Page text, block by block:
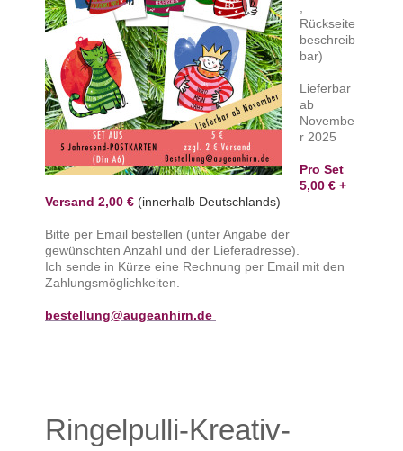
Rückseite
beschreib
bar)
Lieferbar
ab
Novembe
r 2025
Pro Set
5,00 € +
Versand 2,00 € (innerhalb Deutschlands)
Bitte per Email bestellen (unter Angabe der
gewünschten Anzahl und der Lieferadresse).
Ich sende in Kürze eine Rechnung per Email mit den
Zahlungsmöglichkeiten.
bestellung@augeanhirn.de
Ringelpulli-Kreativ-